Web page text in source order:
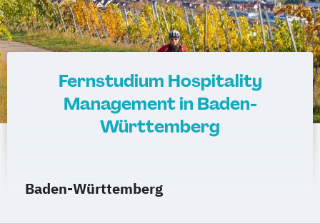
Fernstudium Hospitality
Management in Baden-
Württemberg
Baden-Württemberg